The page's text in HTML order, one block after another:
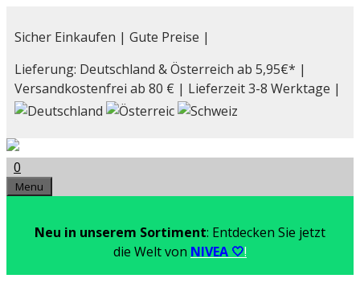
Inhalt
Sicher Einkaufen | Gute Preise |
Lieferung: Deutschland & Österreich ab 5,95€* |
Versandkostenfrei ab 80 € | Lieferzeit 3-8 Werktage |
0
Menu
Neu in unserem Sortiment: Entdecken Sie jetzt
die Welt von NIVEA 🤍!